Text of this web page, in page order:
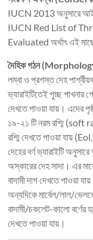
IUCN 2013 অনুসারে
IUCN Red List of
Evaluated অর্থাৎ এই
দৈহিক গঠন
লম্বা ও প্রশস্ত দেহ
ভ্যারাইটিতেই পুচ্ছ
দেখতে পাওয়া যায়। এদের
১৯-২১ টি নরম রশ্মি (soft
রশ্মি দেখতে পাওয়া যায়
দেহের বর্ণ ভ্যারাইটি
অস্কারের দেহ সাদা। এর
বাদামী দাগ দেখতে পাওয়া
অন্যদিকে মার্বেল/লাল/
বাদামী/চকলেট-কালো বর্ণের
দেখতে পাওয়া যায়।